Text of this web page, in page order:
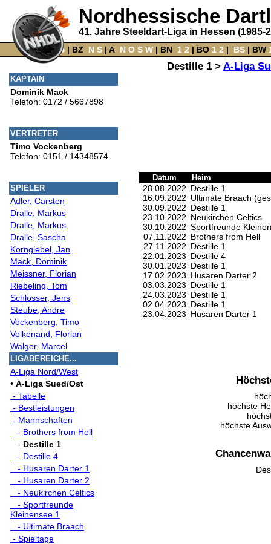
Nordhessische
41. Jahre Steeldart-Liga in Hessen (1985-
Home‌ | BZ N S‌ | A‌ N O S W‌ | BN‌ 1 2 | BO‌ 1 2 | BS| BW‌
Destille 1 > A-Liga
KAPTAIN
Dominik Mack
Telefon: 0172 / 5667898
VERTRETER
Timo Vockenberg
Telefon: 0151 / 14348574
SPIELER
Adler, Carsten
Dralle, Markus
Dralle, Markus
Dralle, Sascha
Korngiebel, Jan
Mack, Dominik
Meissner, Florian
Riebeling, Tom
Schlosser, Jens
Steube, Andre
Vockenberg, Timo
Volkenand, Florian
Walger, Marcel
LIGABEREICHE...
A-Liga Nord/West
• A-Liga Sued/Ost
- Tabelle
- Bestleistungen
- Mannschaften
- Brothers from Hell
- Destille 1
- Destille 4
- Husaren Darter 1
- Husaren Darter 2
- Neukirchen Celtics
- Sportfreunde
Kleinensee 1
- Ultimate Braach
- Spieltage
Datum Heim
28.08.2022 Destille 1
16.09.2022 Ultimate Braach
30.09.2022 Destille 1
23.10.2022 Neukirchen Celtics
30.10.2022 Sportfreunde
07.11.2022 Brothers from Hell
27.11.2022 Destille 1
22.01.2023 Destille 4
30.01.2023 Destille 1
17.02.2023 Husaren Darter 2
03.03.2023 Destille 1
24.03.2023 Destille 1
02.04.2023 Destille 1
23.04.2023 Husaren Darter 1
höchste
höchste